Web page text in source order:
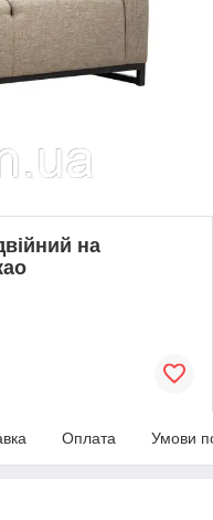
на
Оплата Умови